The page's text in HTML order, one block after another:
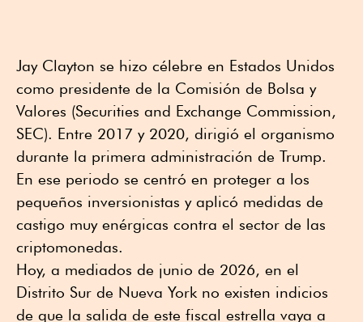
Jay Clayton se hizo célebre en Estados Unidos
como presidente de la Comisión de Bolsa y
Valores (Securities and Exchange Commission,
SEC). Entre 2017 y 2020, dirigió el organismo
durante la primera administración de Trump.
En ese periodo se centró en proteger a los
pequeños inversionistas y aplicó medidas de
castigo muy enérgicas contra el sector de las
criptomonedas.
Hoy, a mediados de junio de 2026, en el
Distrito Sur de Nueva York no existen indicios
de que la salida de este fiscal estrella vaya a